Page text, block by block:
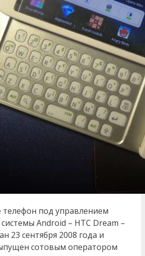
под управлением
Android – HTC Dream –
23 сентября 2008 года и
сотовым оператором